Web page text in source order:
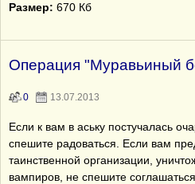
Размер: 670 Кб
Операция "Муравьиный
0 13.07.2013
Если к вам в аську постучалась
спешите радоваться. Если вам
таинственной организации,
вампиров, не спешите